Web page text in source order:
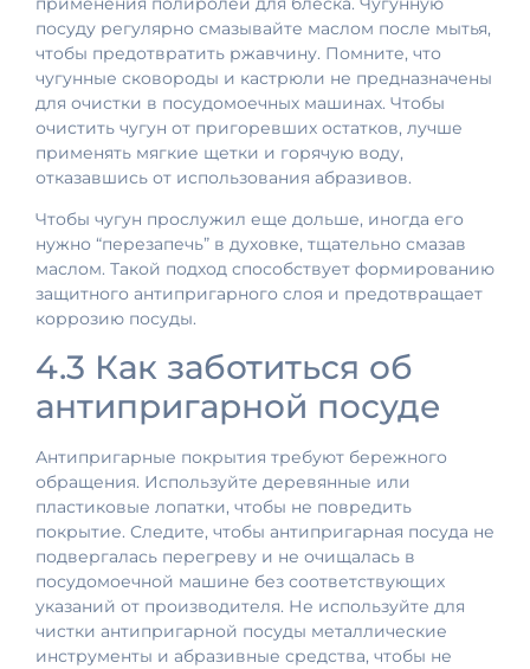
посуду регулярно смазывайте маслом после мытья,
чтобы предотвратить ржавчину. Помните, что
чугунные сковороды и кастрюли не предназначены
для очистки в посудомоечных машинах. Чтобы
очистить чугун от пригоревших остатков, лучше
применять мягкие щетки и горячую воду,
отказавшись от использования абразивов.
Чтобы чугун прослужил еще дольше, иногда его
нужно “перезапечь” в духовке, тщательно смазав
маслом. Такой подход способствует формированию
защитного антипригарного слоя и предотвращает
коррозию посуды.
4.3 Как заботиться об
антипригарной посуде
Антипригарные покрытия требуют бережного
обращения. Используйте деревянные или
пластиковые лопатки, чтобы не повредить
покрытие. Следите, чтобы антипригарная посуда не
подвергалась перегреву и не очищалась в
посудомоечной машине без соответствующих
указаний от производителя. Не используйте для
чистки антипригарной посуды металлические
инструменты и абразивные средства, чтобы не